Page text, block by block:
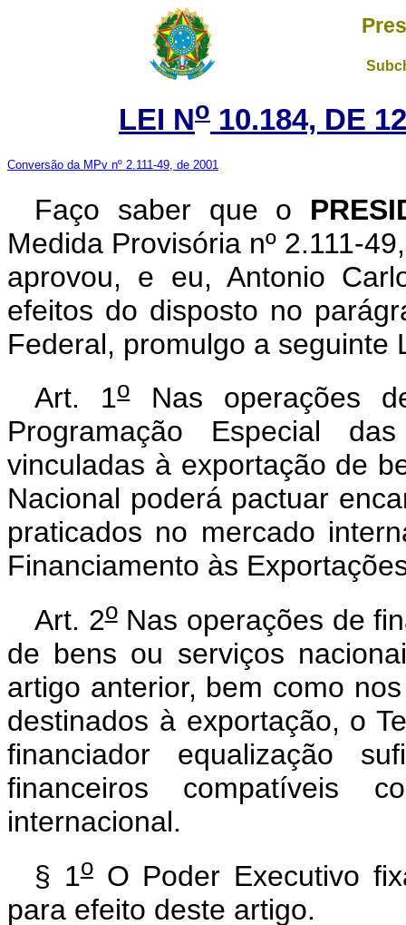
LEI No 10.184, DE
Conversão da MPv nº 2.111-49, de 2001
Faço saber que o
Medida Provisória nº 2.111-
aprovou, e eu, Antonio
efeitos do disposto no
Federal, promulgo a seguinte
Art. 1oNas operações
Programação Especial
vinculadas à exportação de
Nacional poderá pactuar
praticados no mercado
Financiamento às
Art. 2oNas operações de
de bens ou serviços
artigo anterior, bem como
destinados à exportação, o
financiador equalização
financeiros compatíveis
internacional.
§ 1oO Poder Executivo
para efeito deste artigo.